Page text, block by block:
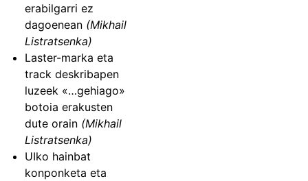
erabilgarri ez
dagoenean (Mikhail
Listratsenka)
Laster-marka eta
track deskribapen
luzeek «…gehiago»
botoia erakusten
dute orain (Mikhail
Listratsenka)
UIko hainbat
konponketa eta